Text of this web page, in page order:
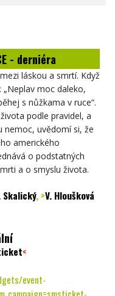
- derniéra
láskou a smrtí. Když
moc daleko,
s nůžkama v ruce“.
podle pravidel, a
nemoc, uvědomí si, že
amerického
o podstatných
a o smyslu života.
Skalický, >V. Hloušková
<
event-